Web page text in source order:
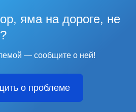
яма на дороге, не
— сообщите о ней!
о проблеме